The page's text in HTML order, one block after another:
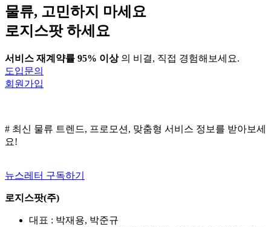
발
실
플
폼
인
마
트
관
제’ 솔
루
털
성”
물류, 고민하지 마세요
로지스팟 하세요
서비스 재계약률 95% 이상의 비결, 직접 경험해보세요.
도입문의
회원가입
# 최신 물류 트렌드, 프로모션, 맞춤형 서비스 정보를 받아보세
요!
뉴스레터 구독하기
로지스팟(주)
대표 : 박재용, 박준규